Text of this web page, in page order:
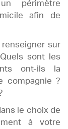
périmètre
afin de
sur
sont les
ont-ils la
compagnie ?
le choix de
à votre